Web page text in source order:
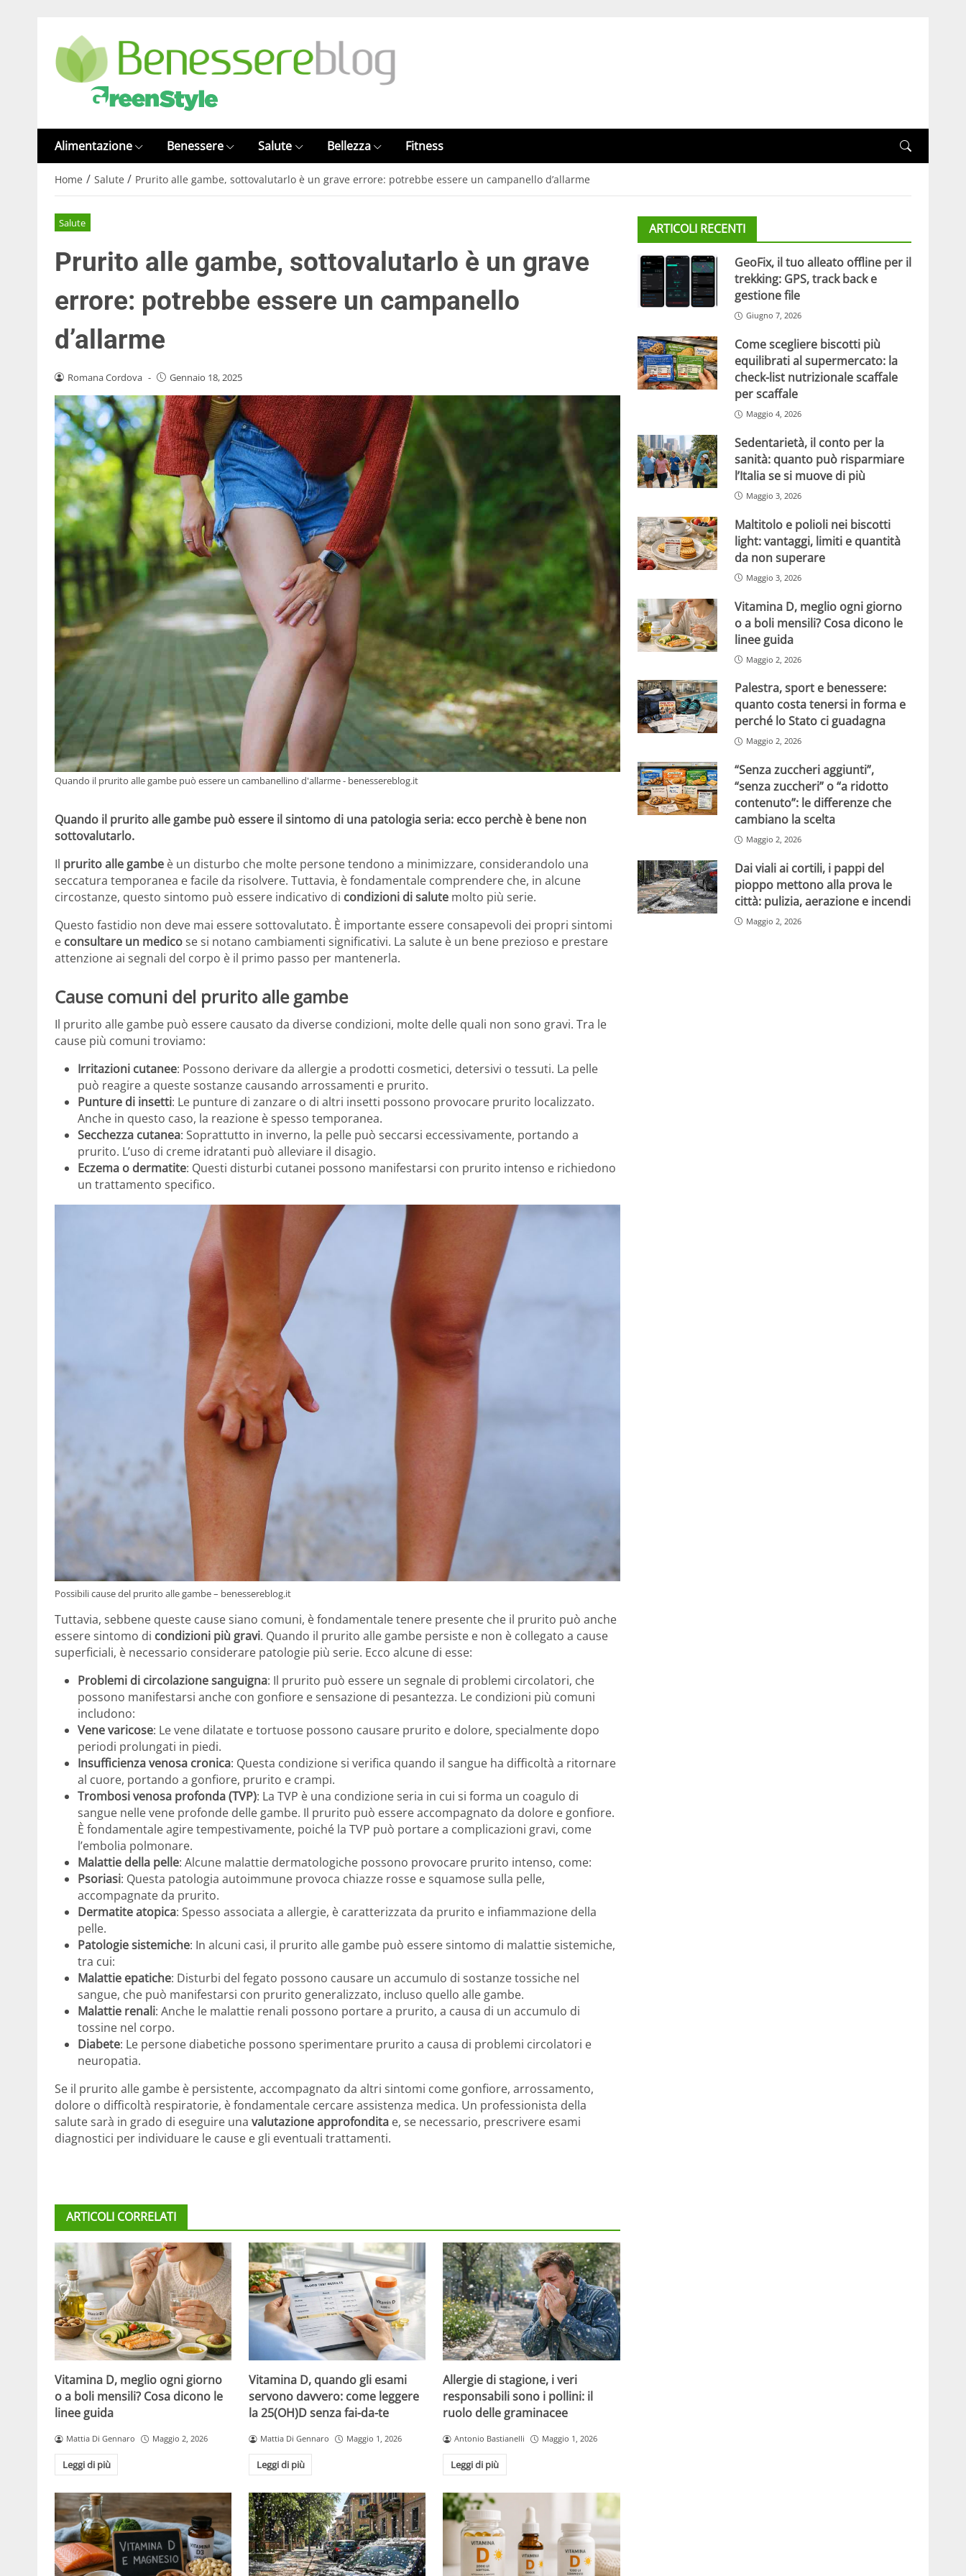
Alimentazione Benessere Salute Bellezza Fitness
Home / Salute / Prurito alle gambe, sottovalutarlo è un grave errore: potrebbe essere un campanello d’allarme
Salute
Prurito alle gambe, sottovalutarlo è un grave
errore: potrebbe essere un campanello
d’allarme
Romana Cordova - Gennaio 18, 2025
Quando il prurito alle gambe può essere un cambanellino d'allarme - benessereblog.it
Quando il prurito alle gambe può essere il sintomo di una patologia seria: ecco perchè è bene non
sottovalutarlo.
Il prurito alle gambe è un disturbo che molte persone tendono a minimizzare, considerandolo una
seccatura temporanea e facile da risolvere. Tuttavia, è fondamentale comprendere che, in alcune
circostanze, questo sintomo può essere indicativo di condizioni di salute molto più serie.
Questo fastidio non deve mai essere sottovalutato. È importante essere consapevoli dei propri sintomi
e consultare un medicose si notano cambiamenti significativi. La salute è un bene prezioso e prestare
attenzione ai segnali del corpo è il primo passo per mantenerla.
Cause comuni del prurito alle gambe
Il prurito alle gambe può essere causato da diverse condizioni, molte delle quali non sono gravi. Tra le
cause più comuni troviamo:
Irritazioni cutanee: Possono derivare da allergie a prodotti cosmetici, detersivi o tessuti. La pelle
può reagire a queste sostanze causando arrossamenti e prurito.
Punture di insetti: Le punture di zanzare o di altri insetti possono provocare prurito localizzato.
Anche in questo caso, la reazione è spesso temporanea.
Secchezza cutanea: Soprattutto in inverno, la pelle può seccarsi eccessivamente, portando a
prurito. L’uso di creme idratanti può alleviare il disagio.
Eczema o dermatite: Questi disturbi cutanei possono manifestarsi con prurito intenso e richiedono
un trattamento specifico.
Possibili cause del prurito alle gambe – benessereblog.it
Tuttavia, sebbene queste cause siano comuni, è fondamentale tenere presente che il prurito può anche
essere sintomo di condizioni più gravi. Quando il prurito alle gambe persiste e non è collegato a cause
superficiali, è necessario considerare patologie più serie. Ecco alcune di esse:
Problemi di circolazione sanguigna: Il prurito può essere un segnale di problemi circolatori, che
possono manifestarsi anche con gonfiore e sensazione di pesantezza. Le condizioni più comuni
includono:
Vene varicose: Le vene dilatate e tortuose possono causare prurito e dolore, specialmente dopo
periodi prolungati in piedi.
Insufficienza venosa cronica: Questa condizione si verifica quando il sangue ha difficoltà a ritornare
al cuore, portando a gonfiore, prurito e crampi.
Trombosi venosa profonda (TVP): La TVP è una condizione seria in cui si forma un coagulo di
sangue nelle vene profonde delle gambe. Il prurito può essere accompagnato da dolore e gonfiore.
È fondamentale agire tempestivamente, poiché la TVP può portare a complicazioni gravi, come
l’embolia polmonare.
Malattie della pelle: Alcune malattie dermatologiche possono provocare prurito intenso, come:
Psoriasi: Questa patologia autoimmune provoca chiazze rosse e squamose sulla pelle,
accompagnate da prurito.
Dermatite atopica: Spesso associata a allergie, è caratterizzata da prurito e infiammazione della
pelle.
Patologie sistemiche: In alcuni casi, il prurito alle gambe può essere sintomo di malattie sistemiche,
tra cui:
Malattie epatiche: Disturbi del fegato possono causare un accumulo di sostanze tossiche nel
sangue, che può manifestarsi con prurito generalizzato, incluso quello alle gambe.
Malattie renali: Anche le malattie renali possono portare a prurito, a causa di un accumulo di
tossine nel corpo.
Diabete: Le persone diabetiche possono sperimentare prurito a causa di problemi circolatori e
neuropatia.
Se il prurito alle gambe è persistente, accompagnato da altri sintomi come gonfiore, arrossamento,
dolore o difficoltà respiratorie, è fondamentale cercare assistenza medica. Un professionista della
salute sarà in grado di eseguire una valutazione approfondita e, se necessario, prescrivere esami
diagnostici per individuare le cause e gli eventuali trattamenti.
ARTICOLI CORRELATI
Vitamina D, meglio ogni giorno
o a boli mensili? Cosa dicono le
linee guida
Mattia Di Gennaro Maggio 2, 2026
Leggi di più
Vitamina D, quando gli esami
servono davvero: come leggere
la 25(OH)D senza fai-da-te
Mattia Di Gennaro Maggio 1, 2026
Leggi di più
Allergie di stagione, i veri
responsabili sono i pollini: il
ruolo delle graminacee
Antonio Bastianelli Maggio 1, 2026
Leggi di più
ARTICOLI RECENTI
GeoFix, il tuo alleato offline per il
trekking: GPS, track back e
gestione file
Giugno 7, 2026
Come scegliere biscotti più
equilibrati al supermercato: la
check-list nutrizionale scaffale
per scaffale
Maggio 4, 2026
Sedentarietà, il conto per la
sanità: quanto può risparmiare
l’Italia se si muove di più
Maggio 3, 2026
Maltitolo e polioli nei biscotti
light: vantaggi, limiti e quantità
da non superare
Maggio 3, 2026
Vitamina D, meglio ogni giorno
o a boli mensili? Cosa dicono le
linee guida
Maggio 2, 2026
Palestra, sport e benessere:
quanto costa tenersi in forma e
perché lo Stato ci guadagna
Maggio 2, 2026
“Senza zuccheri aggiunti”,
“senza zuccheri” o “a ridotto
contenuto”: le differenze che
cambiano la scelta
Maggio 2, 2026
Dai viali ai cortili, i pappi del
pioppo mettono alla prova le
città: pulizia, aerazione e incendi
Maggio 2, 2026